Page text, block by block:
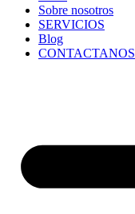
Sobre nosotros
SERVICIOS
Blog
CONTACTANOS